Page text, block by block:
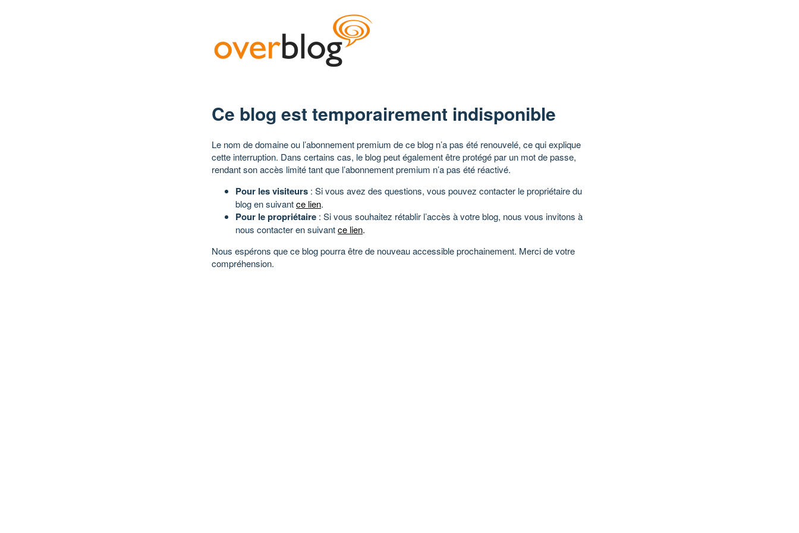
Ce blog est temporairement indisponible
Le nom de domaine ou l’abonnement premium de ce blog n’a pas été renouvelé, ce qui explique
cette interruption. Dans certains cas, le blog peut également être protégé par un mot de passe,
rendant son accès limité tant que l’abonnement premium n’a pas été réactivé.
Pour les visiteurs : Si vous avez des questions, vous pouvez contacter le propriétaire du
blog en suivantce lien.
Pour le propriétaire : Si vous souhaitez rétablir l’accès à votre blog, nous vous invitons à
nous contacter en suivantce lien.
Nous espérons que ce blog pourra être de nouveau accessible prochainement. Merci de votre
compréhension.